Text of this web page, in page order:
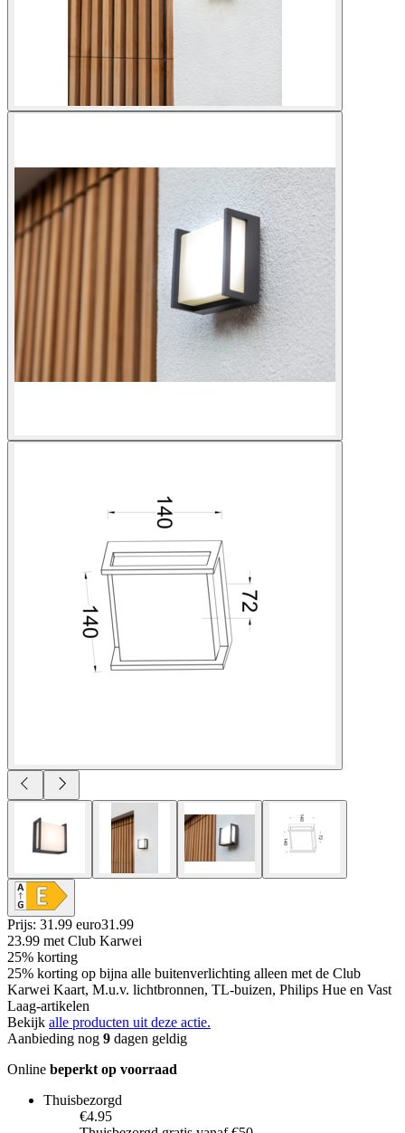
Prijs: 31.99 euro31 .99
23.99 met Club Karwei
25% korting
25% korting op bijna alle buitenverlichting alleen met de Club
Karwei Kaart, M.u.v. lichtbronnen, TL-buizen, Philips Hue en Vast
Laag-artikelen
Bekijk alle producten uit deze actie.
Aanbieding nog 9 dagen geldig
Online beperkt op voorraad
Thuisbezorgd
€4.95